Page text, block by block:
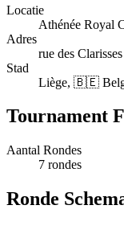
Locatie
Athénée Royal
Adres
rue des
Stad
Liège, 🇧🇪
Tournament
Aantal Rondes
7 rondes
Ronde